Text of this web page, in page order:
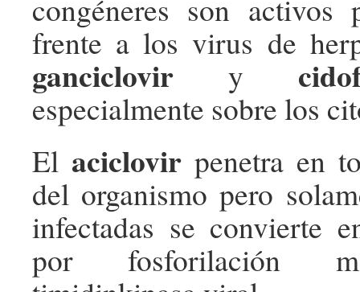
congéneres son activos
frente a los virus de
ganciclovir y
especialmente sobre los
El aciclovir penetra en
del organismo pero
infectadas se convierte
por fosforilación